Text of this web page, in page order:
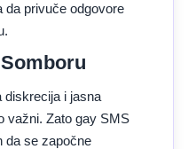
da privuče odgovore
diskrecija i jasna
važni. Zato gay SMS
da se započne